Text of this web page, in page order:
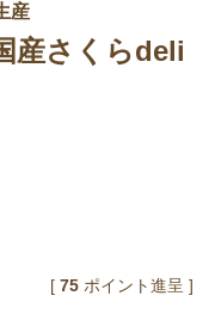
産
産さくらdeli
[ 75 ポイント進呈 ]